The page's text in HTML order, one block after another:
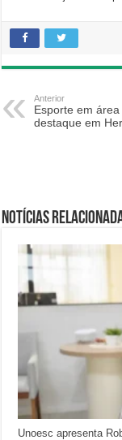
Anterior
Esporte em
destaque em
Notícias
Unoesc apresenta